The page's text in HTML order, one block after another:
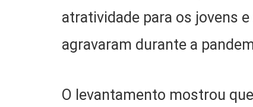
atratividade para os jovens
agravaram durante a
O levantamento mostrou